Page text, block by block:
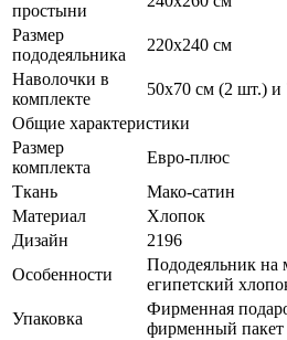
простыни
Размер
пододеяльника
220х240 см
Наволочки в
комплекте
50х70 см (2 шт.)
Общие характеристики
Размер
комплекта
Евро-плюс
Ткань
Мако-сатин
Материал
Хлопок
Дизайн
2196
Особенности
Пододеяльник на
египетский
Упаковка
Фирменная
фирменный пакет